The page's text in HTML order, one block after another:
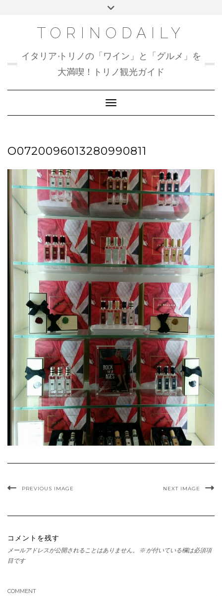
Toggle
TORINODAILY
イタリア•トリノの「ワイン」と「グルメ」を
大満喫！トリノ観光ガイド
Toggle Navigation
O0720096013280990811
PREVIOUS IMAGE NEXT IMAGE
コメントを残す
メールアドレスが公開されることはありません。 ※ が付いている欄は必須項
目です
COMMENT